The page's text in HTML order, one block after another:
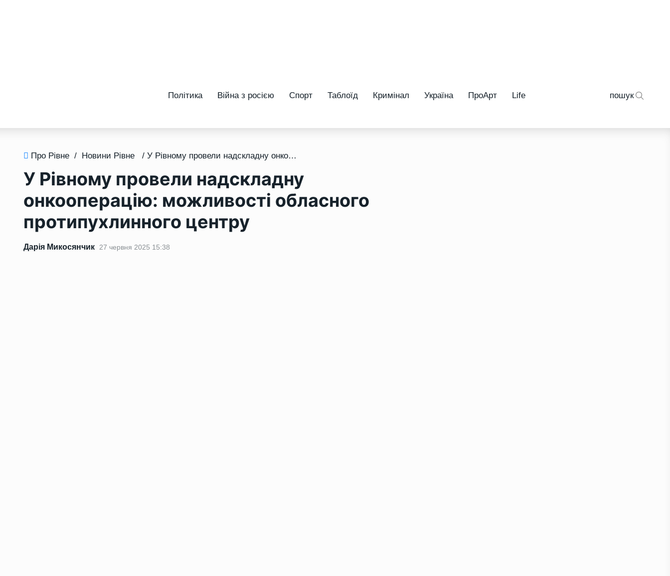
Політика Війна з росією Спорт Таблоїд Кримінал Україна ПроАрт Life пошук
Про Рівне / Новини Рівне / У Рівному провели надскладну онкооперацію: можливості обласного протипухлинного центру
У Рівному провели надскладну
онкооперацію: можливості обласного
протипухлинного центру
Дарія Микосянчик 27 червня 2025 15:38